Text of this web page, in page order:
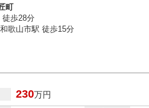
町
歩28分
歌山市駅 徒歩15分
230万円